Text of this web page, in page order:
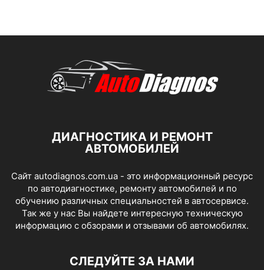
ДИАГНОСТИКА И РЕМОНТ
АВТОМОБИЛЕЙ
Сайт autodiagnos.com.ua - это информационный ресурс
по автодиагностике, ремонту автомобилей и по
обучению различных специальностей в автосервисе.
Так же у нас Вы найдете интересную техническую
информацию с обзорами и отзывами об автомобилях.
СЛЕДУЙТЕ ЗА НАМИ